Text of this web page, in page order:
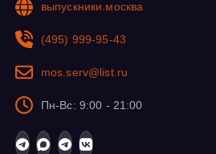
выпускники.москва
(495) 999-95-43
mos.serv@list.ru
Пн-Вс: 9:00 - 21:00